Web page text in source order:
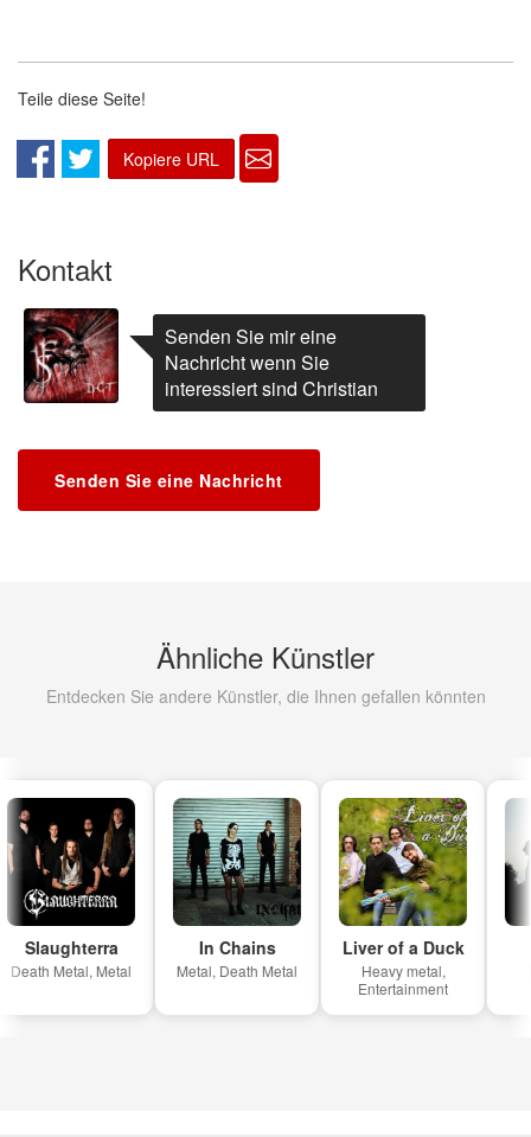
Teile diese Seite!
Kopiere URL
Kontakt
Senden Sie mir eine
Nachricht wenn Sie
interessiert sind Christian
Senden Sie eine Nachricht
Ähnliche Künstler
Entdecken Sie andere Künstler, die Ihnen gefallen könnten
Slaughterra
Death Metal, Metal
In Chains
Metal, Death Metal
Liver of a Duck
Heavy metal,
Entertainment